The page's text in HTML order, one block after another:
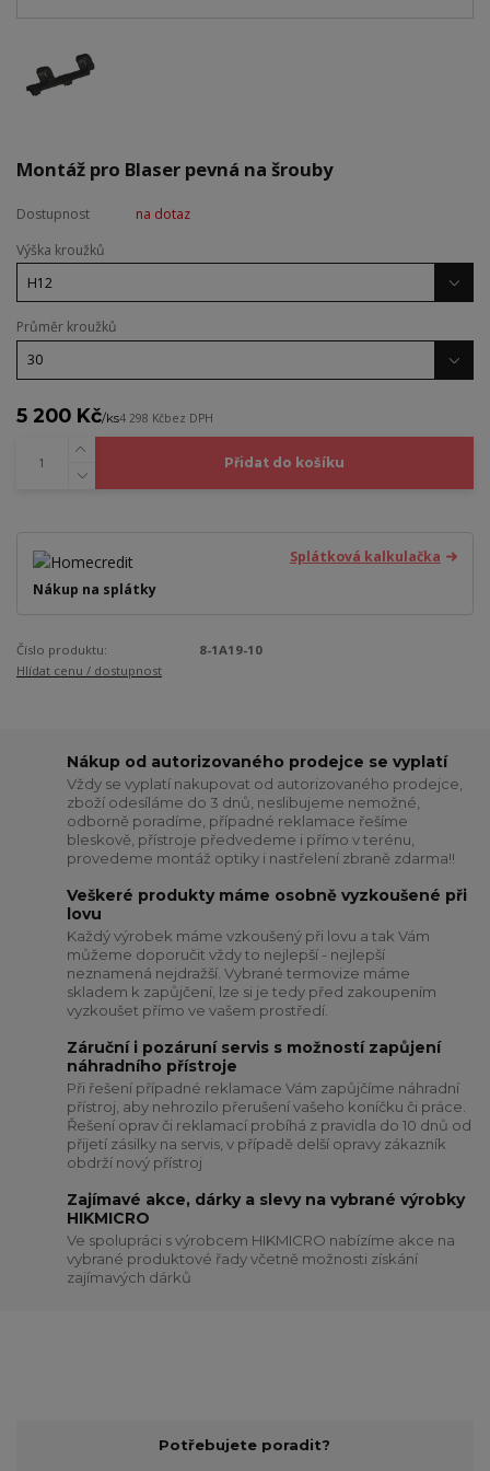
Montáž pro Blaser pevná na šrouby
Dostupnost
na dotaz
Výška kroužků
Průměr kroužků
5 200 Kč/ks4 298 Kčbez DPH
Přidat do košíku
Splátková kalkulačka
Nákup na splátky
Číslo produktu:
8-1A19-10
Hlídat cenu / dostupnost
Nákup od autorizovaného prodejce se vyplatí
Vždy se vyplatí nakupovat od autorizovaného prodejce,
zboží odesíláme do 3 dnů, neslibujeme nemožné,
odborně poradíme, případné reklamace řešíme
bleskově, přístroje předvedeme i přímo v terénu,
provedeme montáž optiky i nastřelení zbraně zdarma!!
Veškeré produkty máme osobně vyzkoušené při
lovu
Každý výrobek máme vzkoušený při lovu a tak Vám
můžeme doporučit vždy to nejlepší - nejlepší
neznamená nejdražší. Vybrané termovize máme
skladem k zapůjčení, lze si je tedy před zakoupením
vyzkoušet přímo ve vašem prostředí.
Záruční i pozáruní servis s možností zapůjení
náhradního přístroje
Při řešení případné reklamace Vám zapůjčíme náhradní
přístroj, aby nehrozilo přerušení vašeho koníčku či práce.
Řešení oprav či reklamací probíhá z pravidla do 10 dnů od
přijetí zásilky na servis, v případě delší opravy zákazník
obdrží nový přístroj
Zajímavé akce, dárky a slevy na vybrané výrobky
HIKMICRO
Ve spolupráci s výrobcem HIKMICRO nabízíme akce na
vybrané produktové řady včetně možnosti získání
zajímavých dárků
Potřebujete poradit?